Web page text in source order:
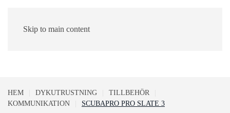
Skip to main content
HEM DYKUTRUSTNING
TILLBEHÖR
KOMMUNIKATION
SCUBAPRO PRO SLATE 3